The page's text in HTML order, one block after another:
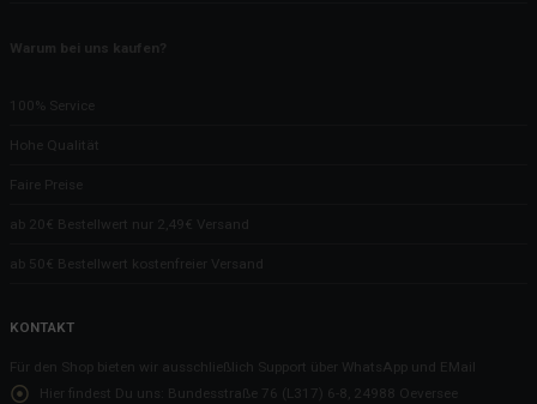
Warum bei uns kaufen?
100% Service
Hohe Qualität
Faire Preise
ab 20€ Bestellwert nur 2,49€ Versand
ab 50€ Bestellwert kostenfreier Versand
KONTAKT
Für den Shop bieten wir ausschließlich Support über WhatsApp und EMail
Hier findest Du uns:
Bundesstraße 76 (L317) 6-8, 24988 Oeversee